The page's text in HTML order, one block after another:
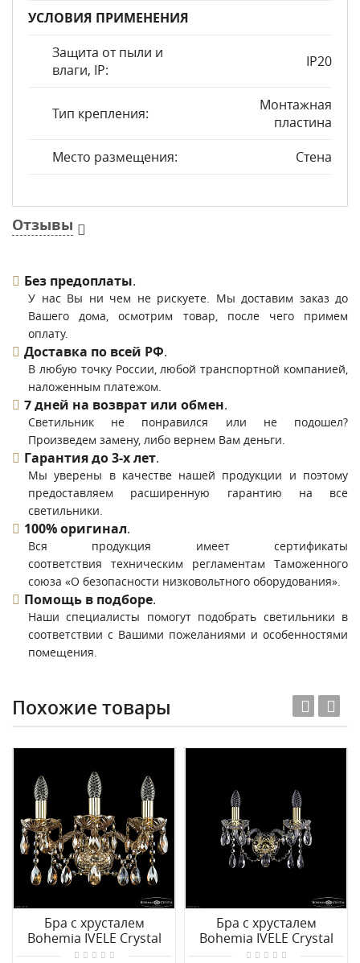
УСЛОВИЯ ПРИМЕНЕНИЯ
Защита от пыли и
влаги, IP:
IP20
Тип крепления:
Монтажная
пластина
Место размещения:
Стена
Отзывы
Без предоплаты.
У нас Вы ни чем не рискуете. Мы доставим заказ до
Вашего дома, осмотрим товар, после чего примем
оплату.
Доставка по всей РФ.
В любую точку России, любой транспортной компанией,
наложенным платежом.
7 дней на возврат или обмен.
Светильник не понравился или не подошел?
Произведем замену, либо вернем Вам деньги.
Гарантия до 3-х лет.
Мы уверены в качестве нашей продукции и поэтому
предоставляем расширенную гарантию на все
светильники.
100% оригинал.
Вся продукция имеет сертификаты
соответствия техническим регламентам Таможенного
союза «О безопасности низковольтного оборудования».
Помощь в подборе.
Наши специалисты помогут подобрать светильники в
соответствии с Вашими пожеланиями и особенностями
помещения.
Похожие товары
Бра с хрусталем
Bohemia IVELE Crystal
1413B/3/141 G M721
Бра с хрусталем
Bohemia IVELE Crystal
1413B/2/141 G